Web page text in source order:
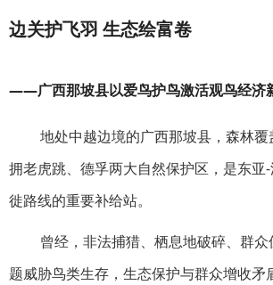
边关护飞羽 生态绘富卷
——广西那坡县以爱鸟护鸟激活观鸟经济
地处中越边境的广西那坡县，森林
拥老虎跳、德孚两大自然保护区，是东亚
徙路线的重要补给站。
曾经，非法捕猎、栖息地破碎、群
题威胁鸟类生存，生态保护与群众增收矛